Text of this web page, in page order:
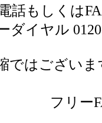
話もしくは
ダイヤル
ではござい
フリー